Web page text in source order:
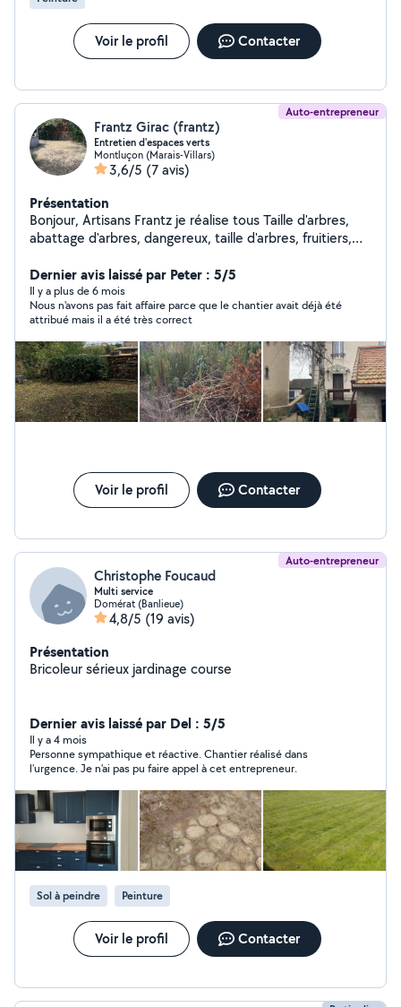
Voir le profil Contacter
Auto-entrepreneur
Frantz Girac (frantz)
Entretien d'espaces verts
Montluçon (Marais-Villars)
3,6/5 (7 avis)
Présentation
Bonjour, Artisans Frantz je réalise tous Taille d'arbres,
abattage d'arbres, dangereux, taille d'arbres, fruitiers,
déchets vos travaux nettoyage de toiture, nettoyage de
façade dallage petits. Travaux de maçonnerie devis
gratuit. Je suis un professionnel de plus de 10 ans
d'expérience auto entrepreneur. À mon compte
N'hésitez t'es pas à me contacter pour plus de
renseignements aux 06/02/39 0011
Dernier avis laissé par Peter : 5/5
Il y a plus de 6 mois
Nous n'avons pas fait affaire parce que le chantier avait déjà été
attribué mais il a été très correct
Voir le profil Contacter
Auto-entrepreneur
Christophe Foucaud
Multi service
Domérat (Banlieue)
4,8/5 (19 avis)
Présentation
Bricoleur sérieux jardinage course
Dernier avis laissé par Del : 5/5
Il y a 4 mois
Personne sympathique et réactive. Chantier réalisé dans
l'urgence. Je n'ai pas pu faire appel à cet entrepreneur.
Sol à peindre Peinture
Voir le profil Contacter